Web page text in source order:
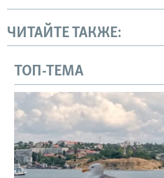
ЧИТАЙТЕ ТАКЖЕ:
ТОП-ТЕМА